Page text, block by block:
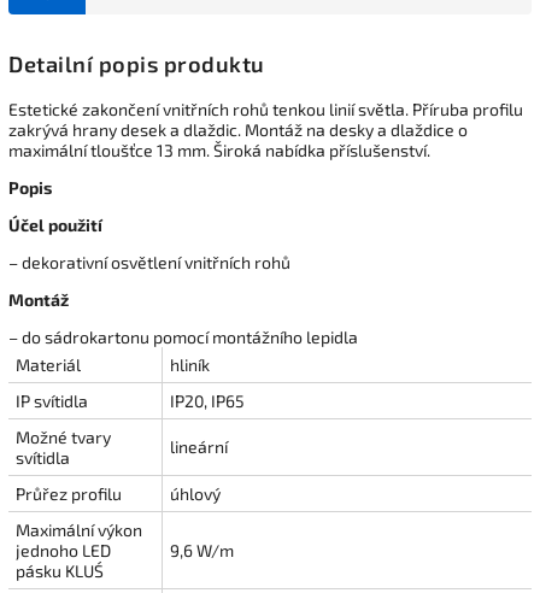
Detailní popis produktu
Estetické zakončení vnitřních rohů tenkou linií světla. Příruba profilu
zakrývá hrany desek a dlaždic. Montáž na desky a dlaždice o
maximální tloušťce 13 mm. Široká nabídka příslušenství.
Popis
Účel použití
– dekorativní osvětlení vnitřních rohů
Montáž
– do sádrokartonu pomocí montážního lepidla
Materiál
hliník
IP svítidla
IP20, IP65
Možné tvary
svítidla
lineární
Průřez profilu
úhlový
Maximální výkon
jednoho LED
pásku KLUŚ
9,6 W/m